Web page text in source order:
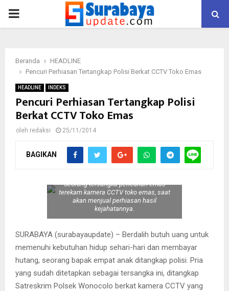
PRIMARY
Beranda
HEADLINE
Pencuri Perhiasan Tertangkap Polisi Berkat CCTV Toko Emas
HEADLINE INDEKS
Pencuri Perhiasan Tertangkap Polisi
Berkat CCTV Toko Emas
oleh redaksi 25/11/2014
BAGIKAN
Seorang tersangka pencurian emas
terekam kamera CCTV toko emas, saat
akan menjual perhiasan hasil
kejahatannya.
SURABAYA (surabayaupdate) – Berdalih butuh uang untuk
memenuhi kebutuhan hidup sehari-hari dan membayar
hutang, seorang bapak empat anak ditangkap polisi. Pria
yang sudah ditetapkan sebagai tersangka ini, ditangkap
Satreskrim Polsek Wonocolo berkat kamera CCTV yang